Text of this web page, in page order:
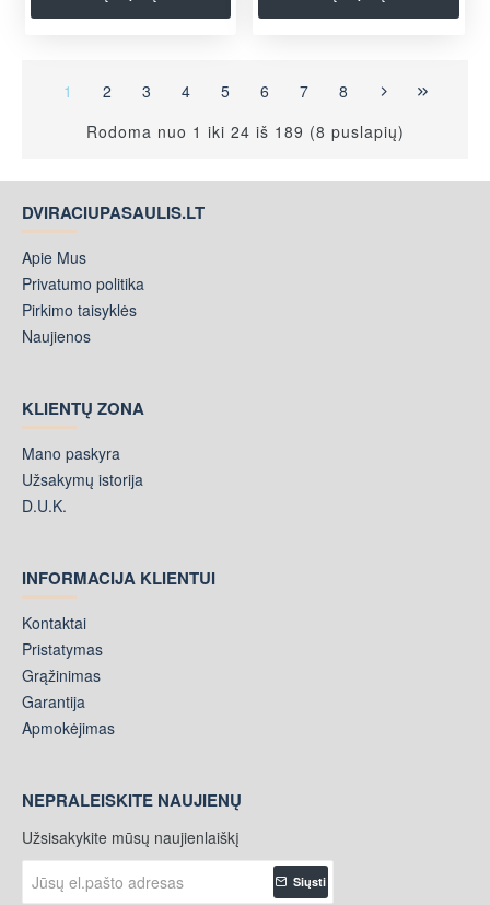
1 2 3 4 5 6 7
8
Rodoma nuo 1 iki 24 iš 189 (8 puslapių)
DVIRACIUPASAULIS.LT
Apie Mus
Privatumo politika
Pirkimo taisyklės
Naujienos
KLIENTŲ ZONA
Mano paskyra
Užsakymų istorija
D.U.K.
INFORMACIJA KLIENTUI
Kontaktai
Pristatymas
Grąžinimas
Garantija
Apmokėjimas
NEPRALEISKITE NAUJIENŲ
Užsisakykite mūsų naujienlaiškį
el.pašto
Siųsti